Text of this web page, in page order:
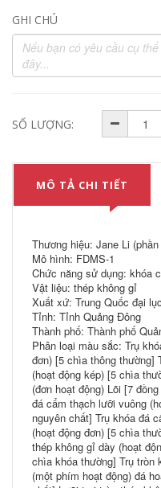
GHI CHÚ
SỐ LƯỢNG:
MÔ TẢ CHI TIẾT
Thương hiệu: Jane Li
Mô hình: FDMS-1
Chức năng sử dụng: khóa
Vật liệu: thép không gỉ
Xuất xứ: Trung Quốc đại lục
Tỉnh: Tỉnh Quảng Đông
Thành phố: Thành phố
Phân loại màu sắc: Trụ
đơn) [5 chìa thông thường]
(hoạt động kép) [5 chìa
(đơn hoạt động) Lõi [7
đá cẩm thạch lưỡi vuông
nguyên chất] Trụ khóa đá
(hoạt động đơn) [5 chìa
thép không gỉ dày (hoạt
chìa khóa thường] Trụ tròn
(một phím hoạt động) đá